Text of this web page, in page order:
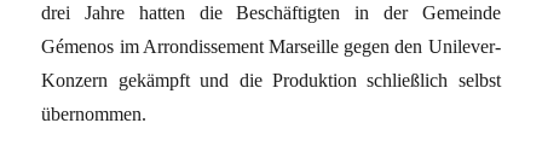
drei Jahre hatten die Beschäftigten in der Gemeinde
Gémenos im Arrondissement Marseille gegen den Unilever-
Konzern gekämpft und die Produktion schließlich selbst
übernommen.